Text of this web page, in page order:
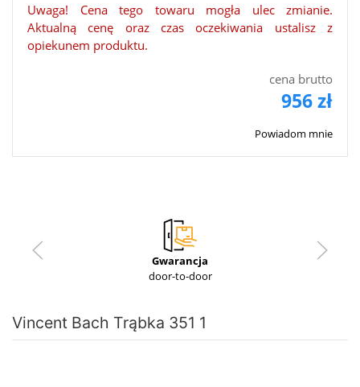
Uwaga! Cena tego towaru mogła ulec zmianie.
Aktualną cenę oraz czas oczekiwania ustalisz z
opiekunem produktu.
cena brutto
956 zł
Powiadom mnie
Gwarancja
door-to-door
Vincent Bach Trąbka 351 1